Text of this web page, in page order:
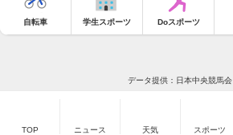
自転車 学生スポーツ Doスポーツ
データ提供：日本中央競馬会
TOP ニュース 天気 スポーツ